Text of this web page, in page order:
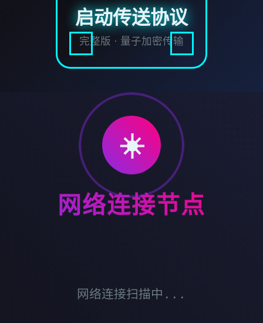
启动传送协议
完整版 · 量子加密传输
☀️
网络连接节点
网络连接扫描中...